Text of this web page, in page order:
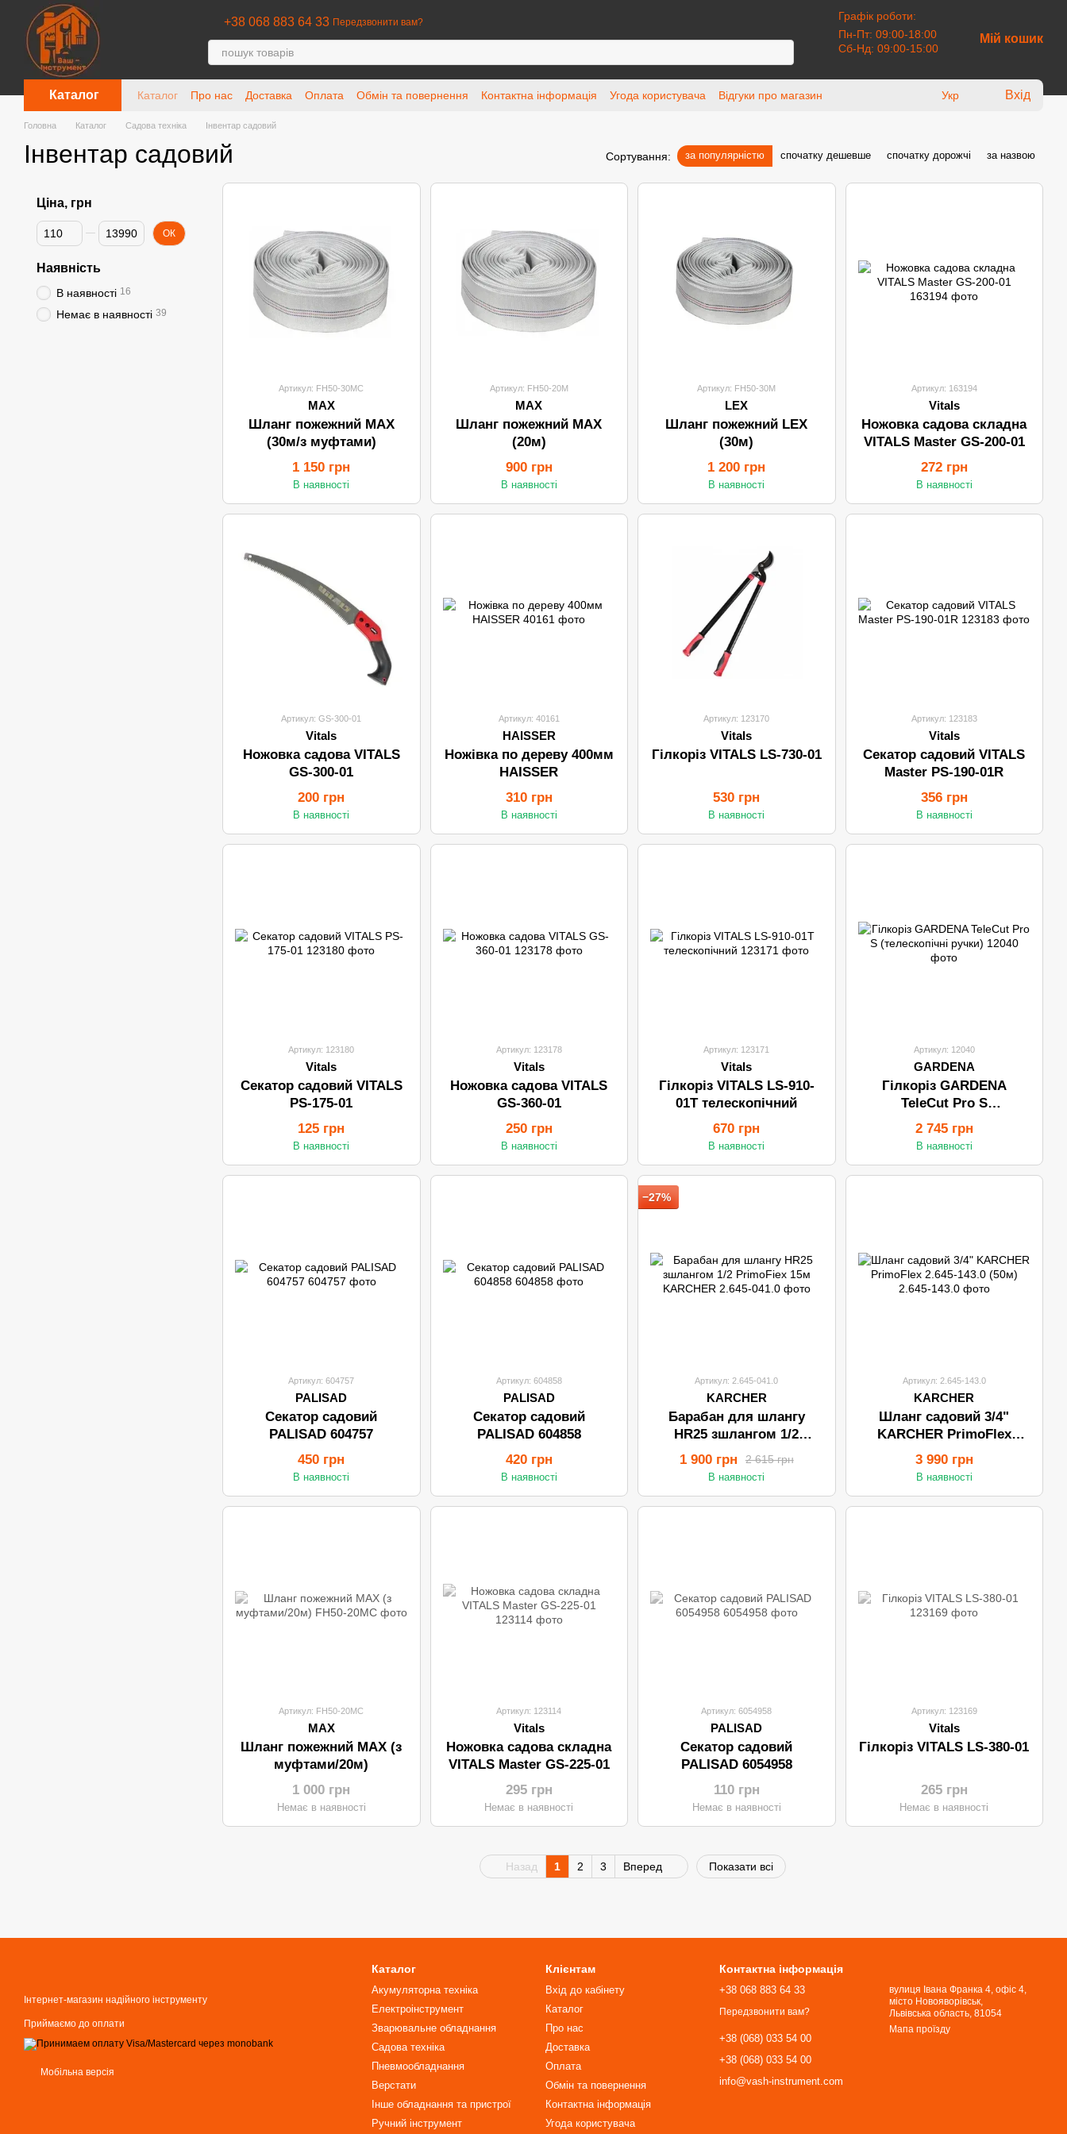
Перейти до основного контенту
+38 068 883 64 33 Передзвонити вам?
Графік роботи:
Пн-Пт: 09:00-18:00
Сб-Нд: 09:00-15:00
Мій кошик
Каталог Каталог Про нас Доставка Оплата Обмін та повернення Контактна інформація Угода користувача Відгуки про магазин Укр Вхід
Головна Каталог Садова техніка Інвентар садовий
Інвентар садовий Сортування: за популярністю спочатку дешевше спочатку дорожчі за назвою
Артикул: FH50-30MC
MAX
Шланг пожежний MAX
(30м/з муфтами)
1 150 грн
В наявності
Артикул: FH50-20M
MAX
Шланг пожежний MAX
(20м)
900 грн
В наявності
Артикул: FH50-30M
LEX
Шланг пожежний LEX
(30м)
1 200 грн
В наявності
Артикул: 163194
Vitals
Ножовка садова складна
VITALS Master GS-200-01
272 грн
В наявності
Артикул: GS-300-01
Vitals
Ножовка садова VITALS
GS-300-01
200 грн
В наявності
Артикул: 40161
HAISSER
Ножівка по дереву 400мм
HAISSER
310 грн
В наявності
Артикул: 123170
Vitals
Гілкоріз VITALS LS-730-01
530 грн
В наявності
Артикул: 123183
Vitals
Секатор садовий VITALS
Master PS-190-01R
356 грн
В наявності
Артикул: 123180
Vitals
Секатор садовий VITALS
PS-175-01
125 грн
В наявності
Артикул: 123178
Vitals
Ножовка садова VITALS
GS-360-01
250 грн
В наявності
Артикул: 123171
Vitals
Гілкоріз VITALS LS-910-
01T телескопічний
670 грн
В наявності
Артикул: 12040
GARDENA
Гілкоріз GARDENA
TeleCut Pro S
(телескопічні ручки)
2 745 грн
В наявності
Артикул: 604757
PALISAD
Секатор садовий
PALISAD 604757
450 грн
В наявності
Артикул: 604858
PALISAD
Секатор садовий
PALISAD 604858
420 грн
В наявності
−27%
Артикул: 2.645-041.0
KARCHER
Барабан для шлангу
HR25 зшлангом 1/2
PrimoFiex 15м KARCHER
2 615 грн
1 900 грн
В наявності
Артикул: 2.645-143.0
KARCHER
Шланг садовий 3/4"
KARCHER PrimoFlex
2.645-143.0 (50м)
3 990 грн
В наявності
Артикул: FH50-20MC
MAX
Шланг пожежний MAX (з
муфтами/20м)
1 000 грн
Немає в наявності
Артикул: 123114
Vitals
Ножовка садова складна
VITALS Master GS-225-01
295 грн
Немає в наявності
Артикул: 6054958
PALISAD
Секатор садовий
PALISAD 6054958
110 грн
Немає в наявності
Артикул: 123169
Vitals
Гілкоріз VITALS LS-380-01
265 грн
Немає в наявності
Назад 1 2 3 Вперед Показати всі
Ціна, грн
Від Ціна, грн
До Ціна, грн ОК
Наявність
В наявності 16
Немає в наявності 39
Інтернет-магазин надійного інструменту
Приймаємо до оплати
Мобільна версія
Каталог
Акумуляторна техніка
Електроінструмент
Зварювальне обладнання
Садова техніка
Пневмообладнання
Верстати
Інше обладнання та пристрої
Ручний інструмент
Клієнтам
Вхід до кабінету
Каталог
Про нас
Доставка
Оплата
Обмін та повернення
Контактна інформація
Угода користувача
Контактна інформація
+38 068 883 64 33
Передзвонити вам?
+38 (068) 033 54 00
+38 (068) 033 54 00
info@vash-instrument.com
вулиця Івана Франка 4, офіс 4,
місто Новояворівськ,
Львівська область, 81054​​​​​​​
Мапа проїзду